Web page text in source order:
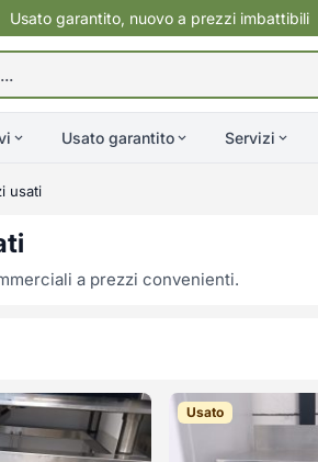
Usato garantito, nuovo a prezzi imbattibili
Usato garantito Servizi
usati
a prezzi convenienti.
Usato